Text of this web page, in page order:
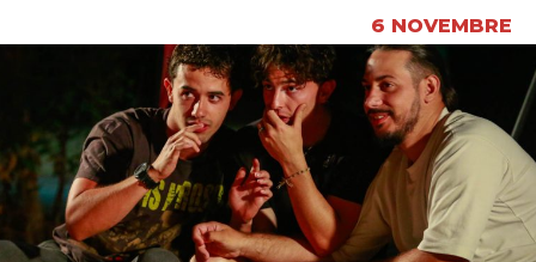
6 NOVEMBRE